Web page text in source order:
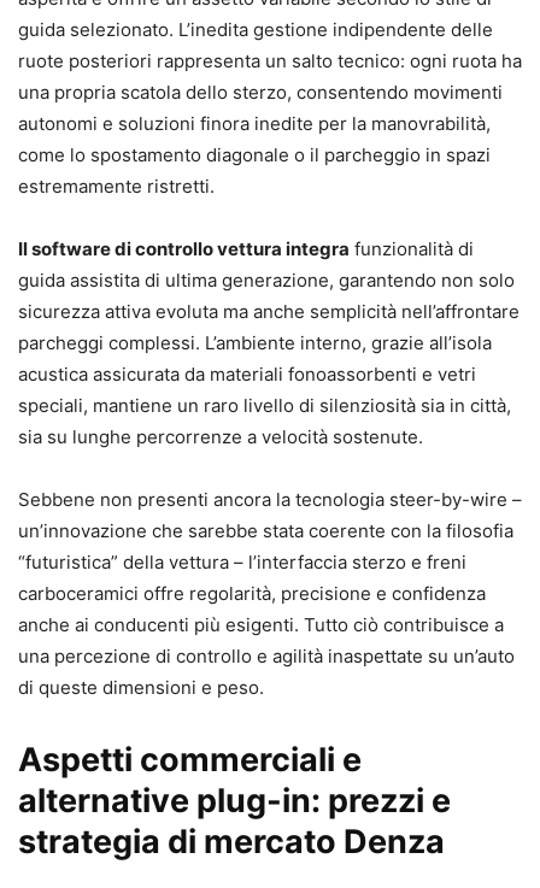
guida selezionato. L’inedita gestione indipendente delle
ruote posteriori rappresenta un salto tecnico: ogni ruota ha
una propria scatola dello sterzo, consentendo movimenti
autonomi e soluzioni finora inedite per la manovrabilità,
come lo spostamento diagonale o il parcheggio in spazi
estremamente ristretti.
Il software di controllo vettura integra funzionalità di
guida assistita di ultima generazione, garantendo non solo
sicurezza attiva evoluta ma anche semplicità nell’affrontare
parcheggi complessi. L’ambiente interno, grazie all’isola
acustica assicurata da materiali fonoassorbenti e vetri
speciali, mantiene un raro livello di silenziosità sia in città,
sia su lunghe percorrenze a velocità sostenute.
Sebbene non presenti ancora la tecnologia steer-by-wire –
un’innovazione che sarebbe stata coerente con la filosofia
“futuristica” della vettura – l’interfaccia sterzo e freni
carboceramici offre regolarità, precisione e confidenza
anche ai conducenti più esigenti. Tutto ciò contribuisce a
una percezione di controllo e agilità inaspettate su un’auto
di queste dimensioni e peso.
Aspetti commerciali e
alternative plug-in: prezzi e
strategia di mercato Denza